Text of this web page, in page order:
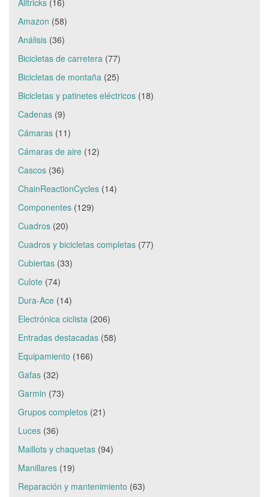
Alltricks (16)
Amazon (58)
Análisis (36)
Bicicletas de carretera (77)
Bicicletas de montaña (25)
Bicicletas y patinetes eléctricos (18)
Cadenas (9)
Cámaras (11)
Cámaras de aire (12)
Cascos (36)
ChainReactionCycles (14)
Componentes (129)
Cuadros (20)
Cuadros y bicicletas completas (77)
Cubiertas (33)
Culote (74)
Dura-Ace (14)
Electrónica ciclista (206)
Entradas destacadas (58)
Equipamiento (166)
Gafas (32)
Garmin (73)
Grupos completos (21)
Luces (36)
Maillots y chaquetas (94)
Manillares (19)
Reparación y mantenimiento (63)